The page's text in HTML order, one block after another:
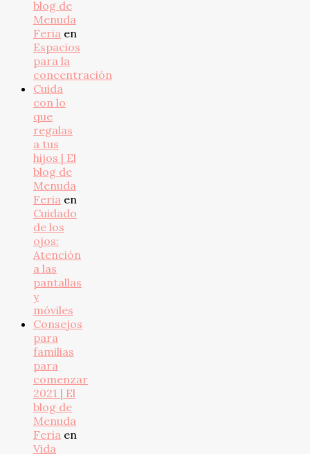
blog de
Menuda
Feria en
Espacios
para la
concentración
Cuida
con lo
que
regalas
a tus
hijos | El
blog de
Menuda
Feria en
Cuidado
de los
ojos:
Atención
a las
pantallas
y
móviles
Consejos
para
familias
para
comenzar
2021 | El
blog de
Menuda
Feria en
Vida